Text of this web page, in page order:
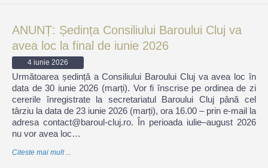
ANUNȚ: Ședința Consiliului Baroului Cluj va
avea loc la final de iunie 2026
4 iunie 2026
Următoarea ședință a Consiliului Baroului Cluj va avea loc în
data de 30 iunie 2026 (marți). Vor fi înscrise pe ordinea de zi
cererile înregistrate la secretariatul Baroului Cluj până cel
târziu la data de 23 iunie 2026 (marți), ora 16.00 – prin e-mail la
adresa contact@baroul-cluj.ro. În perioada iulie–august 2026
nu vor avea loc…
Citeste mai mult ...